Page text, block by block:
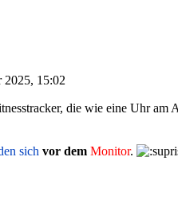
2025, 15:02
die wie eine Uhr am
sich vor dem Monitor.